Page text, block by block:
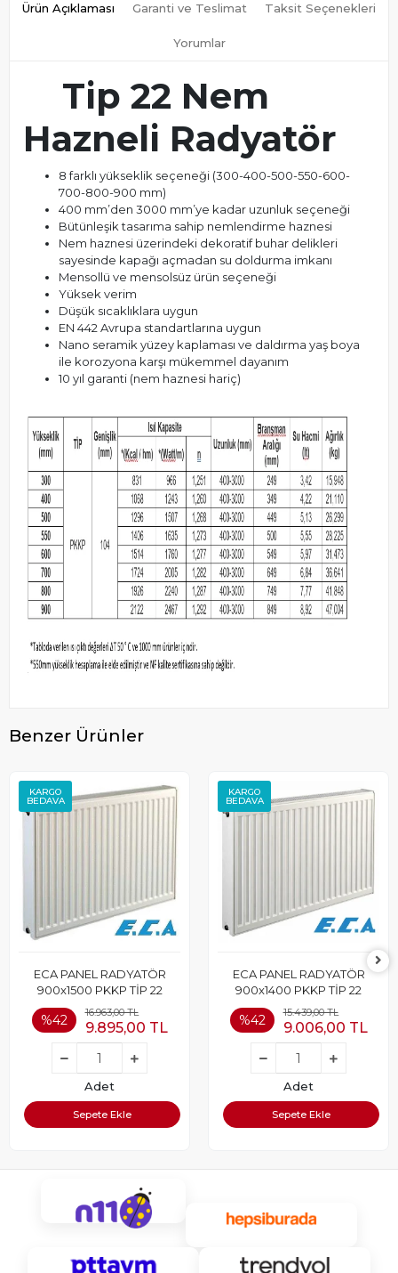
Ürün Açıklaması Garanti ve Teslimat Taksit Seçenekleri
Yorumlar
Tip 22 Nem
Hazneli Radyatör
8 farklı yükseklik seçeneği (300-400-500-550-600-
700-800-900 mm)
400 mm’den 3000 mm’ye kadar uzunluk seçeneği
Bütünleşik tasarıma sahip nemlendirme haznesi
Nem haznesi üzerindeki dekoratif buhar delikleri
sayesinde kapağı açmadan su doldurma imkanı
Mensollü ve mensolsüz ürün seçeneği
Yüksek verim
Düşük sıcaklıklara uygun
EN 442 Avrupa standartlarına uygun
Nano seramik yüzey kaplaması ve daldırma yaş boya
ile korozyona karşı mükemmel dayanım
10 yıl garanti (nem haznesi hariç)
Benzer Ürünler
KARGO
BEDAVA
ECA PANEL RADYATÖR
900x1500 PKKP TİP 22
%42 16.963,00 TL
9.895,00 TL
Adet
Sepete Ekle
KARGO
BEDAVA
ECA PANEL RADYATÖR
900x1400 PKKP TİP 22
%42 15.439,00 TL
9.006,00 TL
Adet
Sepete Ekle